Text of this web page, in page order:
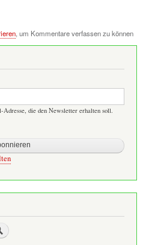
, um Kommentare verfassen zu können
die den Newsletter erhalten soll.